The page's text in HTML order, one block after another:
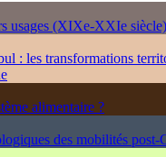
usages (XIXe-XXIe siècle)
: les transformations
alimentaire ?
des mobilités post-